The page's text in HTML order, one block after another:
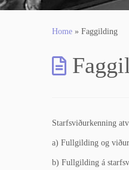
Home » Faggilding
Starfsviðurkenning
a) Fullgilding og
b) Fullgilding á